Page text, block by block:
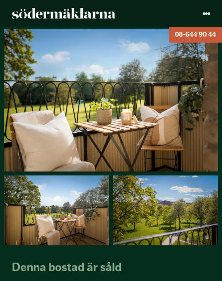
08-644 90 44
Denna bostad är såld